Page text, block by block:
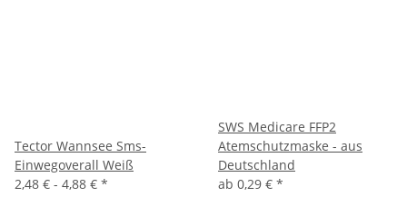
Tector Wannsee Sms-
Einwegoverall Weiß
2,48 € - 4,88 € *
SWS Medicare FFP2
Atemschutzmaske - aus
Deutschland
ab 0,29 € *